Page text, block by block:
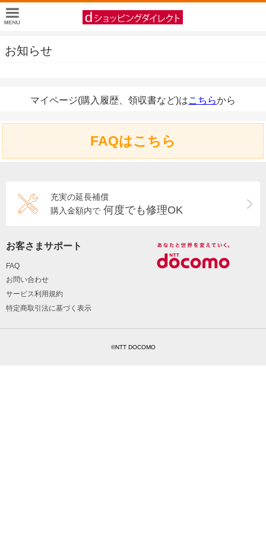
お知らせ
マイページ(購入履歴、領収書など)はこちらから
FAQはこちら
充実の延長補償
購入金額内で 何度でも修理OK
お客さまサポート
FAQ
お問い合わせ
サービス利用規約
特定商取引法に基づく表示
©NTT DOCOMO